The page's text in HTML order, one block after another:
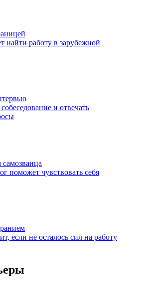
найти работу в зарубежной
и отвечать
поможет чувствовать себя
если не осталось сил на работу